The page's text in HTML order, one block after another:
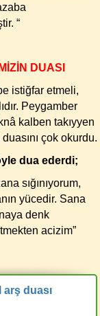
“
DUASI
istiğfar etmeli,
Peygamber
kalben takıyyen
çok okurdu.
dua ederdi;
sığınıyorum,
yücedir. Sana
denk
acizim”
arş duası